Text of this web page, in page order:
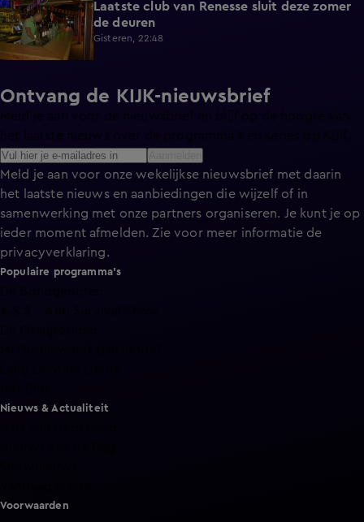
2:08
Laatste club van Renesse sluit deze zomer
de deuren
Gisteren, 22:48
Ontvang de KIJK-nieuwsbrief
Meld je aan voor de nieuwsbrief en blijf op de hoogte van
Meld je aan voor onze wekelijkse nieuwsbrief met daarin
het laatste nieuws en aanbiedingen die wijzelf of in
samenwerking met onze partners organiseren. Je kunt je op
ieder moment afmelden. Zie voor meer informatie de
privacyverklaring.
Populaire programma's
Nieuws & Actualiteit
Voorwaarden